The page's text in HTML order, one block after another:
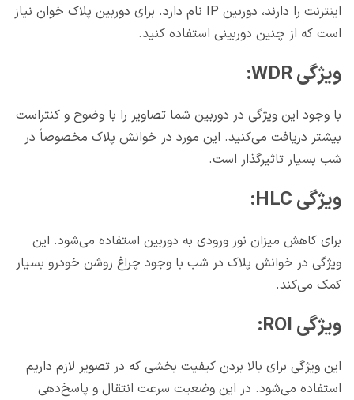
اینترنت را دارند، دوربین IP نام دارد. برای دوربین پلاک خوان نیاز
است که از چنین دوربینی استفاده کنید.
ویژگی WDR:
با وجود این ویژگی در دوربین شما تصاویر را با وضوح و کنتراست
بیشتر دریافت می‌کنید. این مورد در خوانش پلاک مخصوصاً در
شب بسیار تاثیرگذار است.
ویژگی HLC:
برای کاهش میزان نور ورودی به دوربین استفاده می‌شود. این
ویژگی در خوانش پلاک در شب با وجود چراغ روشن خودرو بسیار
کمک می‌کند.
ویژگی ROI:
این ویژگی برای بالا بردن کیفیت بخشی که در تصویر لازم داریم
استفاده می‌شود. در این وضعیت سرعت انتقال و پاسخ‌دهی